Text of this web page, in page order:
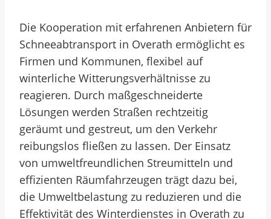
Die Kooperation mit erfahrenen Anbietern für
Schneeabtransport in Overath ermöglicht es
Firmen und Kommunen, flexibel auf
winterliche Witterungsverhältnisse zu
reagieren. Durch maßgeschneiderte
Lösungen werden Straßen rechtzeitig
geräumt und gestreut, um den Verkehr
reibungslos fließen zu lassen. Der Einsatz
von umweltfreundlichen Streumitteln und
effizienten Räumfahrzeugen trägt dazu bei,
die Umweltbelastung zu reduzieren und die
Effektivität des Winterdienstes in Overath zu